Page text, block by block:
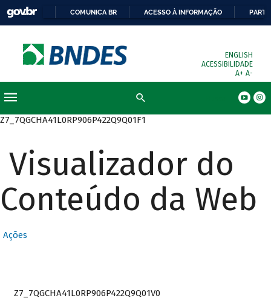
COMUNICA BR ACESSO À INFORMAÇÃO
ENGLISH
ACESSIBILIDADE
A+ A-
Z7_7QGCHA41L0RP906P422Q9Q01F1
Visualizador do
Conteúdo da Web
Ações
Z7_7QGCHA41L0RP906P422Q9Q01V0